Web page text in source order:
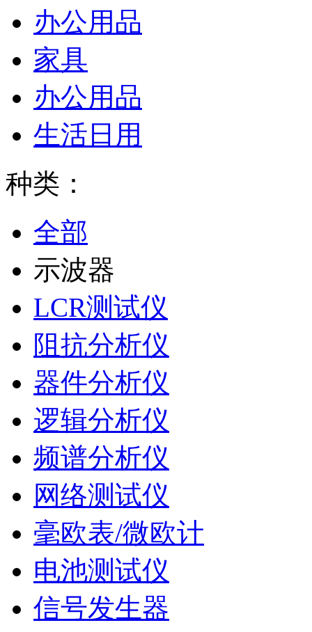
办公用品
家具
办公用品
生活日用
种类：
全部
示波器
LCR测试仪
阻抗分析仪
器件分析仪
逻辑分析仪
频谱分析仪
网络测试仪
毫欧表/微欧计
电池测试仪
信号发生器